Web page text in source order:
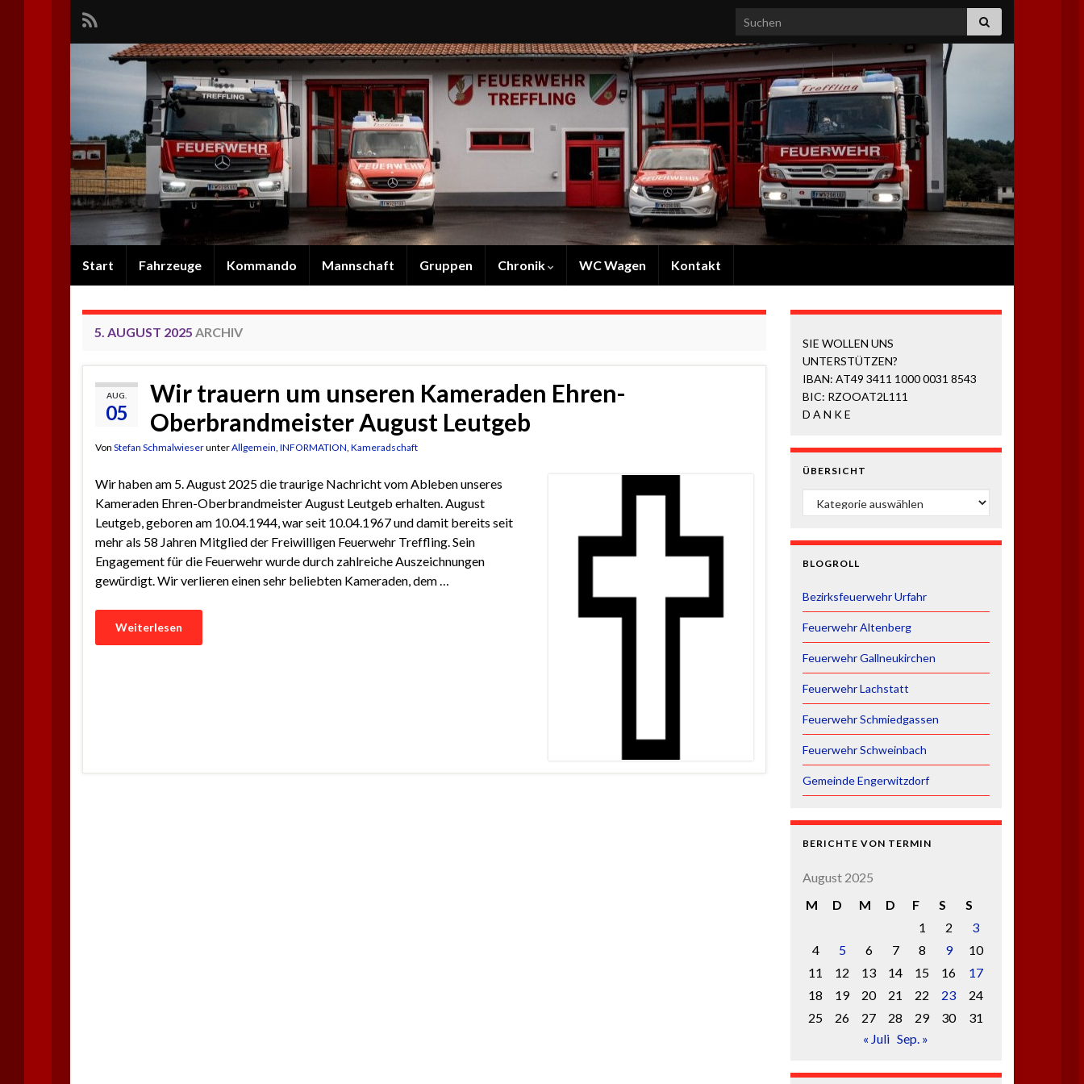
Search for:
Start Fahrzeuge Kommando Mannschaft Gruppen Chronik WC Wagen Kontakt
5. AUGUST 2025 ARCHIV
AUG.
05
Wir trauern um unseren Kameraden Ehren-
Oberbrandmeister August Leutgeb
Von Stefan SchmalwieserunterAllgemein, INFORMATION, Kameradschaft
Wir haben am 5. August 2025 die traurige Nachricht vom Ableben unseres
Kameraden Ehren-Oberbrandmeister August Leutgeb erhalten. August
Leutgeb, geboren am 10.04.1944, war seit 10.04.1967 und damit bereits seit
mehr als 58 Jahren Mitglied der Freiwilligen Feuerwehr Treffling. Sein
Engagement für die Feuerwehr wurde durch zahlreiche Auszeichnungen
gewürdigt. Wir verlieren einen sehr beliebten Kameraden, dem …
Weiterlesen
SIE WOLLEN UNS
UNTERSTÜTZEN?
IBAN: AT49 3411 1000 0031 8543
BIC: RZOOAT2L111
D A N K E
ÜBERSICHT
ÜBERSICHT
BLOGROLL
Bezirksfeuerwehr Urfahr
Feuerwehr Altenberg
Feuerwehr Gallneukirchen
Feuerwehr Lachstatt
Feuerwehr Schmiedgassen
Feuerwehr Schweinbach
Gemeinde Engerwitzdorf
BERICHTE VON TERMIN
August 2025
M
D M D F S
S
1
2
3
4
5 6 7 8 9
10
11
12 13 14 15 16
17
18
19 20 21 22 23
24
25
26 27 28 29 30
31
« Juli Sep. »